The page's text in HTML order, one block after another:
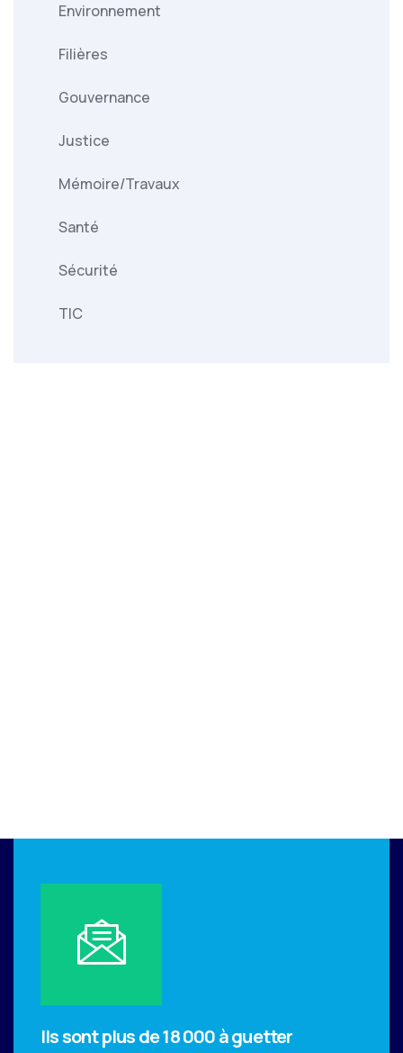
Environnement
Filières
Gouvernance
Justice
Mémoire/Travaux
Santé
Sécurité
TIC
Ils sont plus de 18 000 à guetter